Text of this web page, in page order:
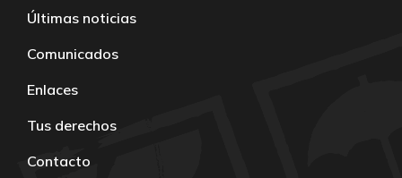
Últimas noticias
Comunicados
Enlaces
Tus derechos
Contacto